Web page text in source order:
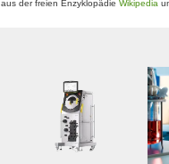
aus der freien Enzyklopädie Wikipedia